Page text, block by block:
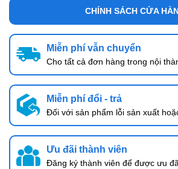
CHÍNH SÁCH CỬA
Miễn phí vẫn chuyển
Cho tất cả đơn hàng trong nội
Miễn phí đổi - trả
Đối với sản phẩm lỗi sản xuất
Ưu đãi thành viên
Đăng ký thành viên để được ưu